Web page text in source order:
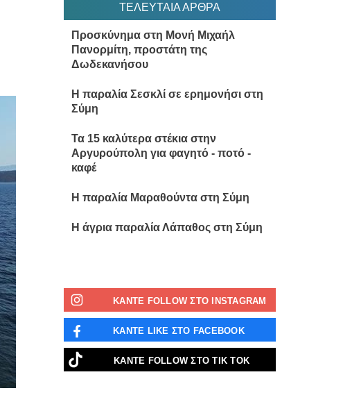
ΤΕΛΕΥΤΑΙΑ ΑΡΘΡΑ
Προσκύνημα στη Μονή Μιχαήλ
Πανορμίτη, προστάτη της
Δωδεκανήσου
Η παραλία Σεσκλί σε ερημονήσι στη
Σύμη
Τα 15 καλύτερα στέκια στην
Αργυρούπολη για φαγητό - ποτό -
καφέ
Η παραλία Μαραθούντα στη Σύμη
Η άγρια παραλία Λάπαθος στη Σύμη
ΚΑΝΤΕ FOLLOW ΣΤΟ INSTAGRAM
ΚΑΝΤΕ LIKE ΣΤΟ FACEBOOK
ΚΑΝΤΕ FOLLOW ΣΤΟ ΤΙΚ ΤΟΚ